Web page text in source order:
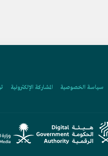
سياسة الخصوصية المشاركة الإلكترونية